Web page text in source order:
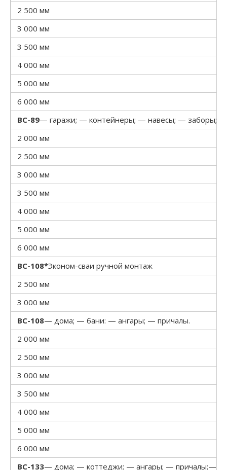
2 500 мм
3 000 мм
3 500 мм
4 000 мм
5 000 мм
6 000 мм
ВС-89— гаражи; — контейнеры; — навесы; — заборы; —
2 000 мм
2 500 мм
3 000 мм
3 500 мм
4 000 мм
5 000 мм
6 000 мм
ВС-108*Эконом-сваи ручной монтаж
2 500 мм
3 000 мм
ВС-108— дома; — бани: — ангары; — причалы.
2 000 мм
2 500 мм
3 000 мм
3 500 мм
4 000 мм
5 000 мм
6 000 мм
ВС-133— дома; — коттеджи; — ангары; — причалы;—